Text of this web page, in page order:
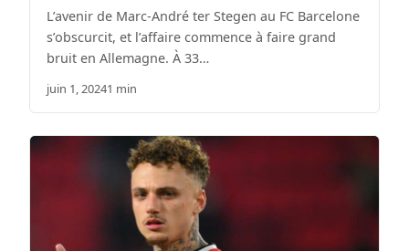
L’avenir de Marc-André ter Stegen au FC Barcelone
s’obscurcit, et l’affaire commence à faire grand
bruit en Allemagne. À 33…
juin 1, 20241 min